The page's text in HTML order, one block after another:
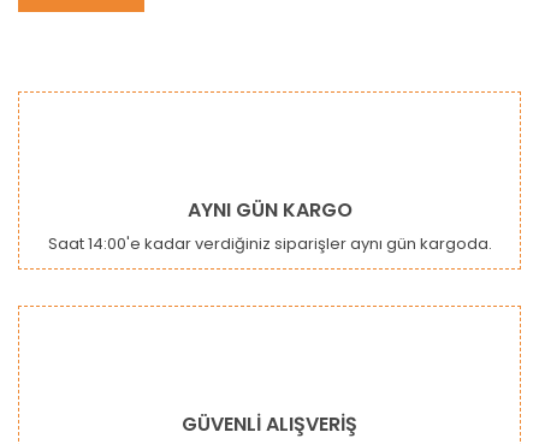
AYNI GÜN KARGO
Saat 14:00'e kadar verdiğiniz siparişler aynı gün kargoda.
GÜVENLİ ALIŞVERİŞ